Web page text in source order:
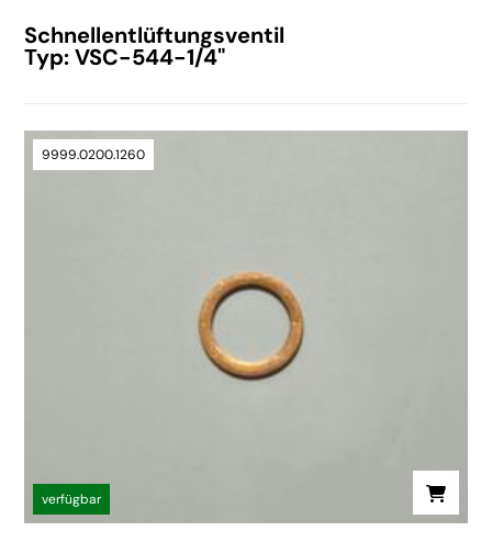
Schnellentlüftungsventil
Typ: VSC-544-1/4"
9999.0200.1260
verfügbar